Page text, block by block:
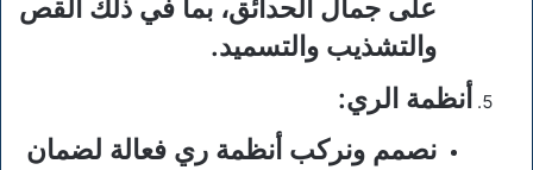
على جمال الحدائق، بما في ذلك القص
والتشذيب والتسميد.
أنظمة الري:
نصمم ونركب أنظمة ري فعالة لضمان